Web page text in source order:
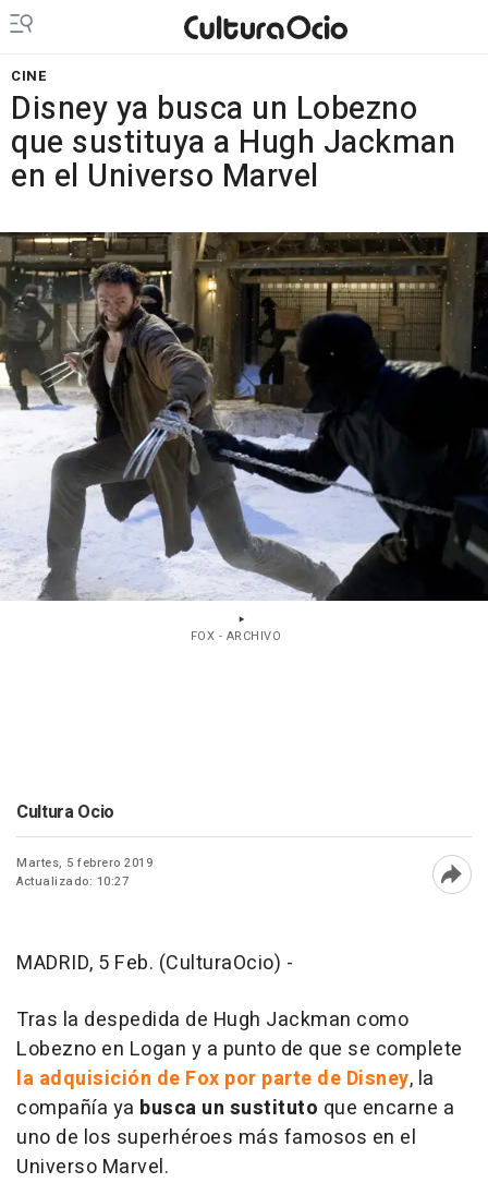
CINE
Disney ya busca un Lobezno
que sustituya a Hugh Jackman
en el Universo Marvel
FOX - ARCHIVO
Cultura Ocio
Martes, 5 febrero 2019
Actualizado: 10:27
MADRID, 5 Feb. (CulturaOcio) -
Tras la despedida de Hugh Jackman como
Lobezno en Logan y a punto de que se complete
la adquisición de Fox por parte de Disney, la
compañía ya busca un sustituto que encarne a
uno de los superhéroes más famosos en el
Universo Marvel.